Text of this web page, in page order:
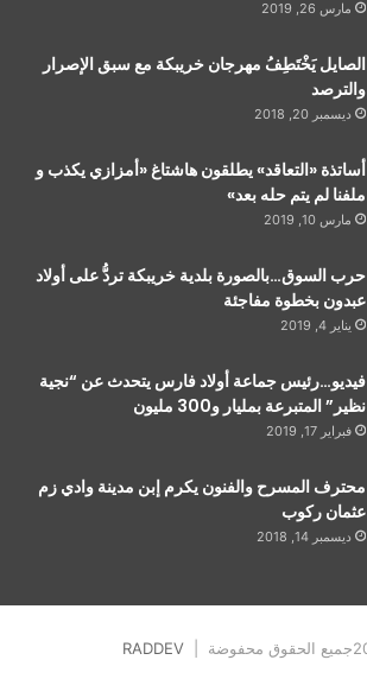
مارس 26, 2019
الصايل يَخْتَطِفُ مهرجان خريبكة مع سبق الإصرار
والترصد
ديسمبر 20, 2018
أساتذة «التعاقد» يطلقون هاشتاغ «أمزازي يكذب و
ملفنا لم يتم حله بعد»
مارس 10, 2019
حرب السوق…بالصورة بلدية خريبكة تردُّ على أولاد
عبدون بخطوة مفاجئة
يناير 4, 2019
فيديو…رئيس جماعة أولاد فارس يتحدث عن “نجية
نظير” المتبرعة بمليار و300 مليون
فبراير 17, 2019
محترف المسرح والفنون يكرم إبن مدينة وادي زم
عثمان ركوب
ديسمبر 14, 2018
RADDEV